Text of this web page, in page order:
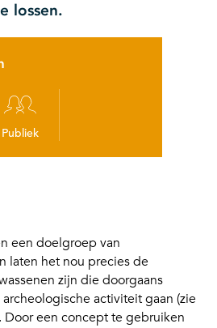
lossen.
Publiek
een doelgroep van
laten het nou precies de
zijn die doorgaans
activiteit gaan (zie
Door een concept te gebruiken